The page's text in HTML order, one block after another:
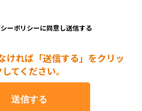
ーポリシーに同意し送信する
ければ「送信する」をクリッ
てください。